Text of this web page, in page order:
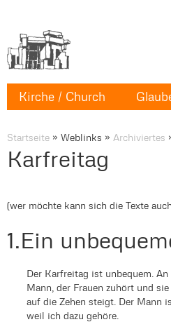
Kirche / Church
Startseite » Weblinks » Archiviertes
Karfreitag
(wer möchte kann sich die Texte
1.Ein
Der Karfreitag ist unbequem.
Mann, der Frauen zuhört und
auf die Zehen steigt. Der Mann
weil ich dazu gehöre.